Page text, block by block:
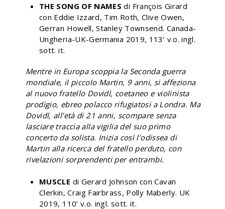
THE SONG OF NAMESdi François Girard
con Eddie Izzard, Tim Roth, Clive Owen,
Gerran Howell, Stanley Townsend. Canada-
Ungheria-UK-Germania 2019, 113’ v.o. ingl.
sott. it.
Mentre in Europa scoppia la Seconda guerra
mondiale, il piccolo Martin, 9 anni, si affeziona
al nuovo fratello Dovidl, coetaneo e violinista
prodigio, ebreo polacco rifugiatosi a Londra. Ma
Dovidl, all’età di 21 anni, scompare senza
lasciare traccia alla vigilia del suo primo
concerto da solista. Inizia così l’odissea di
Martin alla ricerca del fratello perduto, con
rivelazioni sorprendenti per entrambi.
MUSCLE di Gerard Johnson con Cavan
Clerkin, Craig Fairbrass, Polly Maberly. UK
2019, 110’ v.o. ingl. sott. it.